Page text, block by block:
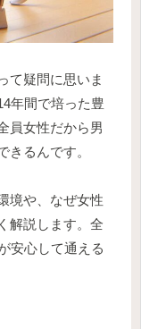
て疑問に思いま
年間で培った豊
員女性だから男
きるんです。
境や、なぜ女性
解説します。全
安心して通える